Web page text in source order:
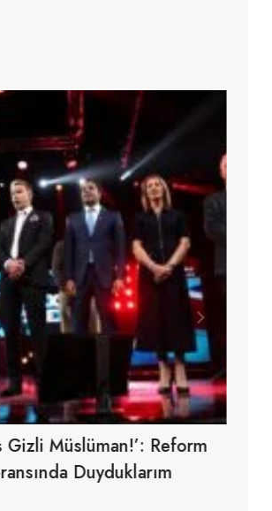
Gizli Müslüman!’: Reform
Duyduklarım